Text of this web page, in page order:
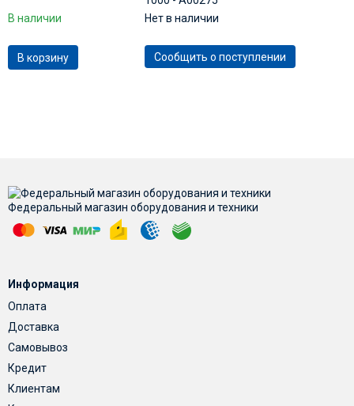
В наличии
В корзину
Нет в наличии
Сообщить о поступлении
Федеральный магазин оборудования и техники
Информация
Оплата
Доставка
Самовывоз
Кредит
Клиентам